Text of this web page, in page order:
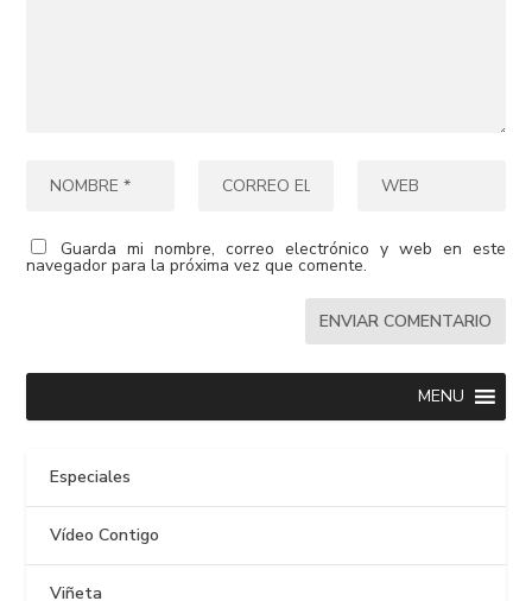
Guarda mi nombre, correo electrónico y web en este
navegador para la próxima vez que comente.
MENU
Especiales
Vídeo Contigo
Viñeta